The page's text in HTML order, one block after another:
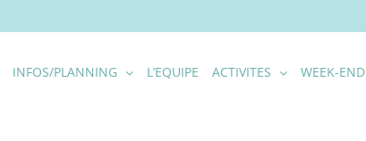
INFOS/PLANNING L’EQUIPE ACTIVITES WEEK-END